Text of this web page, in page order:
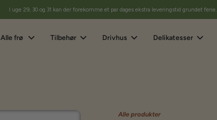
I uge 29, 30 og 31 kan der forekomme et par dages ekstra leveringstid grundet ferie.
Alle frø Tilbehør Drivhus Delikatesser
Alle produkter